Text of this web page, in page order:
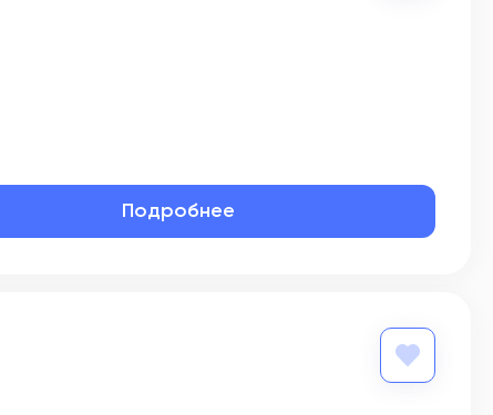
Подробнее